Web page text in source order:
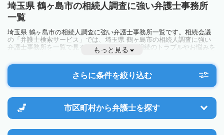
埼玉県 鶴ヶ島市の相続人調査に強い弁護士事務所
一覧
埼玉県 鶴ヶ島市の相続人調査に強い弁護士事務所一覧です。相続会議
の「弁護士検索サービス」では、埼玉県 鶴ヶ島市の相続人調査に強い
弁護士事務所を一覧で見ることが出来ます。相続のトラブルやお悩みを
抱えている方は一度近隣の弁護士に相談してみましょう。
もっと見る
さらに条件を絞り込む
市区町村から弁護士を探す